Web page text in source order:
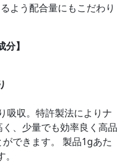
よう配合量にもこだわり
】
吸収。特許製法によりナ
、少量でも効率良く高品
できます。 製品1gあた